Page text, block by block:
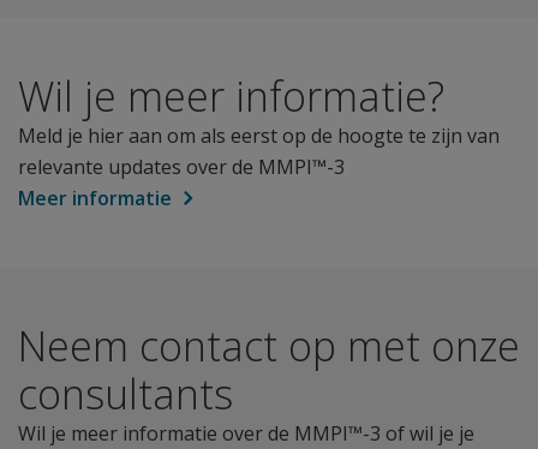
Wil je meer informatie?
Meld je hier aan om als eerst op de hoogte te zijn van
relevante updates over de MMPI™-3
Meer informatie
Neem contact op met onze
consultants
Wil je meer informatie over de MMPI™-3 of wil je je